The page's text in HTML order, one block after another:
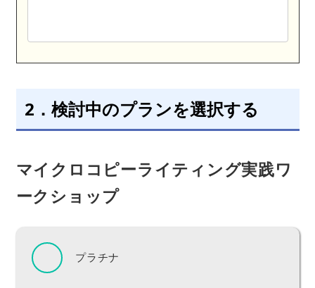
2．検討中のプランを選択する
マイクロコピーライティング実践ワ
ークショップ
プラチナ